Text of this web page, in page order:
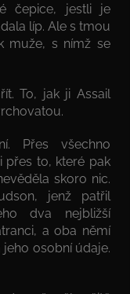
čepice, jestli je
líp. Ale s tmou
muže, s nímž se
To, jak ji Assail
Přes všechno
přes to, které pak
skoro nic.
jenž patřil
dva nejbližší
a oba němí
osobní údaje.